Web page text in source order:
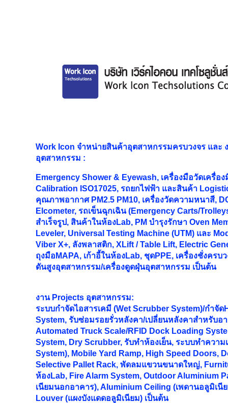
Work Icon จำหน่ายสินค้าอุตสาหกรรมครบวงจร และ
อุตสาหกรรม :
Emergency Shower & Eyewash, เครื่องมือวัดเครื่อ
Calibration ISO17025, รถยกไฟฟ้า และสินค้า
คุณภาพอากาศ PM2.5 PM10, เครื่องวัดความหนาสี,
Elcometer, รถเข็นฉุกเฉิน (Emergency Carts/
สำเร็จรูป, สินค้าในห้องLab, PM บำรุงรักษา Oven
Leveler, Universal Testing Machine (UTM) และ
Viber X+, ลังพลาสติก, XLift / Table Lift, Electric
ถุงมือMAPA, เก้าอี้ในห้องLab, ชุดPPE, เครื่องชั่งครบ
ดันสูงอุตสาหกรรม/เครื่องดูดฝุ่นอุตสาหกรรม เป็นต้น
งาน Projects อุตสาหกรรม:
ระบบกำจัดไอสารเคมี (Wet Scrubber System)/กำจัด
System, รับซ่อมรอยรั่วหลังคา/เปลี่ยนหลังคาสำหรับอ
Automated Truck Scale/RFID Dock Loading
System, Dry Scrubber, รับทำห้องเย็น, ระบบทำความ
System), Mobile Yard Ramp, High Speed Doors,
Selective Pallet Rack, พัดลมแขวนขนาดใหญ่,
ห้องLab, Fire Alarm System, Outdoor Aluminium
เนียมนอกอาคาร), Aluminium Ceiling (เพดานอลูมิเนี
Louver (แผงบังแดดอลูมิเนียม) เป็นต้น